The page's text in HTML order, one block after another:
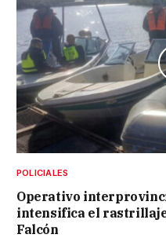
POLICIALES
Operativo
intensifica el
Falcón